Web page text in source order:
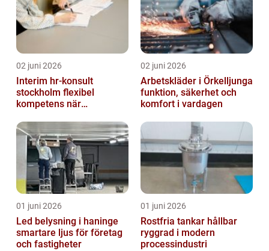
02 juni 2026
Interim hr-konsult
stockholm flexibel
kompetens när
02 juni 2026
Arbetskläder i Örkelljunga
funktion, säkerhet och
komfort i vardagen
01 juni 2026
Led belysning i haninge
smartare ljus för företag
och fastigheter
01 juni 2026
Rostfria tankar hållbar
ryggrad i modern
processindustri